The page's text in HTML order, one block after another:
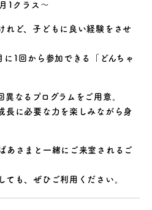
1クラス〜
れど、子どもに良い経験をさせ
に1回から参加できる「どんちゃ
なるプログラムをご用意。
長に必要な力を楽しみながら身
あさまと一緒にご来室されるご
ても、ぜひご利用ください。